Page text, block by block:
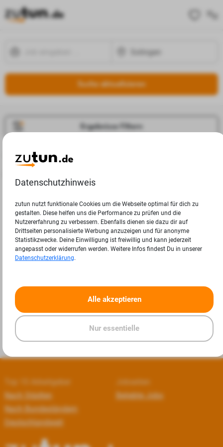
Suche aktualisieren
Ergebnisse Filtern
Jobangebote
Top 10 Arbeitgeber
Nach Städten
Nach Bundesländern
Deutschlandweit
Jobseiten
Beliebte Jobs
Datenschutzhinweis
zutun nutzt funktionale Cookies um die Webseite optimal für dich zu
gestalten. Diese helfen uns die Performance zu prüfen und die
Nutzererfahrung zu verbessern. Ebenfalls dienen sie dazu dir auf
Drittseiten personalisierte Werbung anzuzeigen und für anonyme
Statistikzwecke. Deine Einwilligung ist freiwillig und kann jederzeit
angepasst oder widerrufen werden. Weitere Infos findest Du in unserer
Datenschutzerklärung.
Alle akzeptieren
Nur essentielle